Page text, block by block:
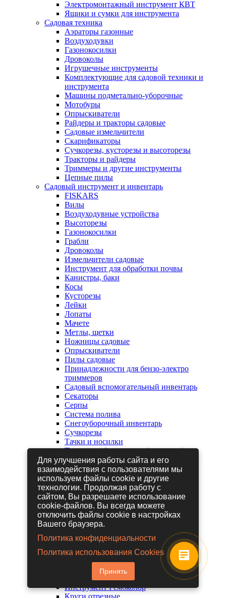
Электромонтажный инструмент КВТ
Ящики и сумки для инструмента
Садовая техника
Аэраторы газонные
Воздуходувки
Газонокосилки
Дровоколы
Игрушечные инструменты
Комплектующие для садовой техники и
инструмента
Машины подметально-уборочные
Мотобуры
Опрыскиватели
Райдеры и тракторы садовые
Садовые измельчители
Скарификаторы
Сучкорезы, кусторезы и высоторезы
Тракторы и райдеры
Триммеры и другие инструменты
Цепные пилы
Садовый инструмент и инвентарь
FISKARS
Вилы
Воздуходувные устройства
Высоторезы
Газонокосилки
Грабли
Дровоколы
Измельчители садовые
Инструмент для обработки почвы
Канистры, баки
Косы
Кусторезы
Лейки
Лопаты
Мачете
Метлы, щетки
Ножницы садовые
Опрыскиватели
Пилы садовые
Принадлежности для бензо-электро
триммеров
Садовый вспомогательный инвентарь
Секаторы
Серпы
Система полива
Снегоуборочный инвентарь
Сучкорезы
Тачки и носилки
Триммеры бензиновые (мотокосы)
Триммеры электрические
Туристические товары
Черенки и ручки
Шланги
Сантехнический инструмент
Б у р
Биты
Инструмент FIT
Инструмент KRAFTOOL
Инструмент VALTEC и TENRAD
Инструмент Вихрь и Ресанта
Инструмент Зубр
Инструмент разный
Инструмент Ремоколор
Круги отрезные
Для улучшения работы сайта и его
взаимодействия с пользователями мы
используем файлы cookie и другие
технологии. Продолжая работу с
сайтом, Вы разрешаете использование
cookie-файлов. Вы всегда можете
отключить файлы cookie в настройках
Вашего браузера.
Политика конфиденциальности
Политика использования Cookies
Принять